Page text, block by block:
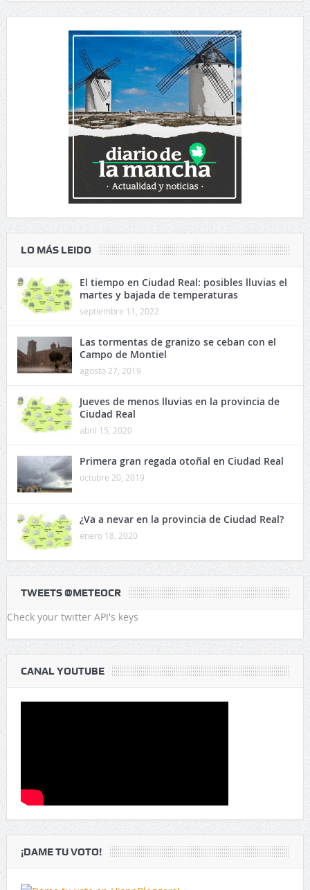
LO MÁS LEIDO
El tiempo en Ciudad Real: posibles lluvias el
martes y bajada de temperaturas
septiembre 11, 2022
Las tormentas de granizo se ceban con el
Campo de Montiel
agosto 27, 2019
Jueves de menos lluvias en la provincia de
Ciudad Real
abril 15, 2020
Primera gran regada otoñal en Ciudad Real
octubre 20, 2019
¿Va a nevar en la provincia de Ciudad Real?
enero 18, 2020
TWEETS @METEOCR
Check your twitter API's keys
CANAL YOUTUBE
¡DAME TU VOTO!